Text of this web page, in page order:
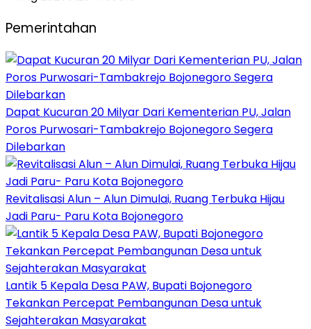
Pemerintahan
Dapat Kucuran 20 Milyar Dari Kementerian PU, Jalan
Poros Purwosari-Tambakrejo Bojonegoro Segera
Dilebarkan
Revitalisasi Alun – Alun Dimulai, Ruang Terbuka Hijau
Jadi Paru- Paru Kota Bojonegoro
Lantik 5 Kepala Desa PAW, Bupati Bojonegoro
Tekankan Percepat Pembangunan Desa untuk
Sejahterakan Masyarakat